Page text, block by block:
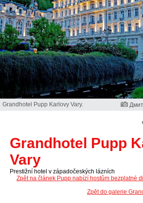
Grandhotel Pupp Karlovy Vary.
Grandhotel Pupp
Vary
Prestižní hotel v západočeských lázních
Zpět na článek Pupp nabízí hostům bezplatné
Zpět do galerie